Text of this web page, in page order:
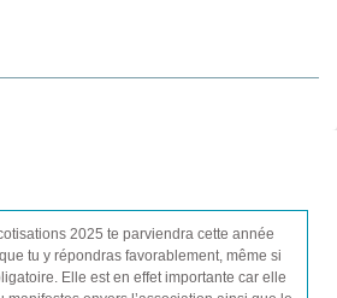
2025 te parviendra cette année
tu y répondras favorablement, même si
Elle est en effet importante car elle